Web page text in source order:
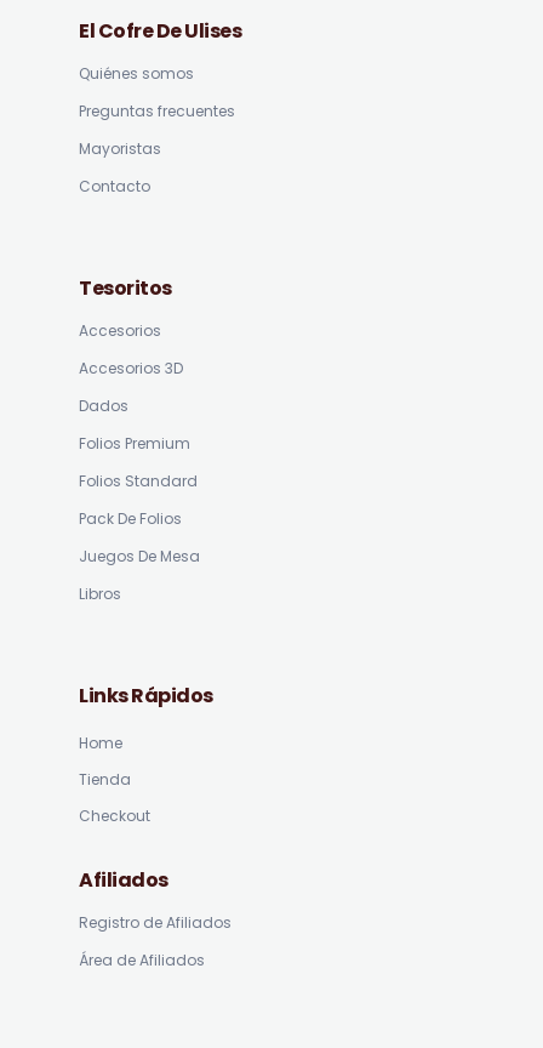
El Cofre De Ulises
Quiénes somos
Preguntas frecuentes
Mayoristas
Contacto
Tesoritos
Accesorios
Accesorios 3D
Dados
Folios Premium
Folios Standard
Pack De Folios
Juegos De Mesa
Libros
Links Rápidos
Home
Tienda
Checkout
Afiliados
Registro de Afiliados
Área de Afiliados